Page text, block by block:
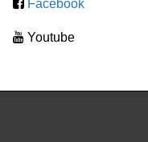
Facebook
Youtube